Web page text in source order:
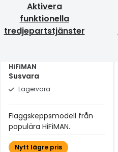
Aktivera
funktionella
tredjepartstjänster
HiFiMAN
Susvara
Lagervara
Flaggskeppsmodell från
populära HiFiMAN.
Nytt lägre pris